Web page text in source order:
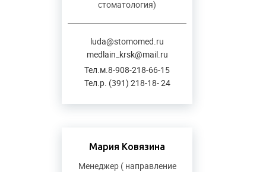
стоматология)
luda@stomomed.ru
medlain_krsk@mail.ru
Тел.м.8-908-218-66-15
Тел.р. (391) 218-18- 24
Мария Ковязина
Менеджер ( направление